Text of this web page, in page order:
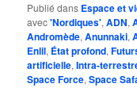
Publié dans Espace et
avec'Nordiques',ADN,
Andromède,Anunnaki,
Enlil, État profond,
artificielle,Intra-
Space Force,Space